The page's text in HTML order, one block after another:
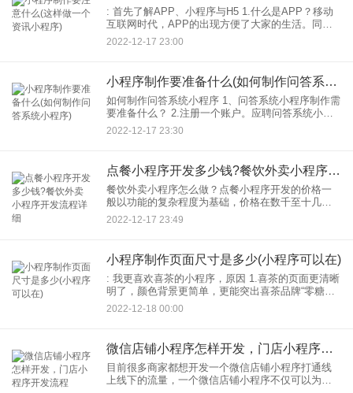
: 首先了解APP、小程序与H5 1.什么是APP？移动
互联网时代，APP的出现方便了大家的生活。同时
APP的开发也是各企业手机信息的开发工具。可以
说APP开启了移动互联网时代，是我们最早可以接
2022-12-17 23:00
小程序制作要准备什么(如何制作问答系统小程序)
如何制作问答系统小程序 1、问答系统小程序制作需
要准备什么？ 2.注册一个账户。应聘问答系统小程
序姓名。报名方式有2种，{小程序}。按照腾讯的提
2022-12-17 23:30
点餐小程序开发多少钱?餐饮外卖小程序开发流程详细
餐饮外卖小程序怎么做？点餐小程序开发的价格一
般以功能的复杂程度为基础，价格在数千至十几万
不等。比如，如果你只需要一个简单的点餐小程
序，就可以在几千元的价格范围内找到一款合适
2022-12-17 23:49
小程序制作页面尺寸是多少(小程序可以在)
: 我更喜欢喜茶的小程序，原因 1.喜茶的页面更清晰
明了，颜色背景更简单，更能突出喜茶品牌“零糖、
零卡、零脂肪”的特点。乐乐茶的页面比较复杂，给
2022-12-18 00:00
微信店铺小程序怎样开发，门店小程序开发流程
目前很多商家都想开发一个微信店铺小程序打通线
上线下的流量，一个微信店铺小程序不仅可以为商